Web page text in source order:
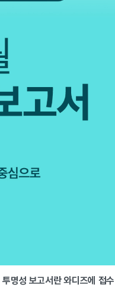
투명성 보고서란 와디즈에 접